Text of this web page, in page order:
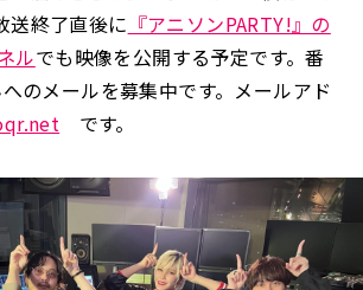
送終了直後に 『アニソンPARTY!』の
ルでも映像を公開する予定です。番
のメールを募集中です。メールアド
です。